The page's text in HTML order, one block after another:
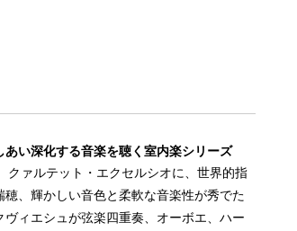
い深化する音楽を聴く室内楽シリーズ
ァルテット・エクセルシオに、世界的指
、輝かしい音色と柔軟な音楽性が秀でた
ィエシュが弦楽四重奏、オーボエ、ハー